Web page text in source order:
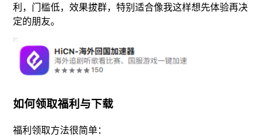
利，门槛低，效果拔群，特别适合像我这样想先体验再决
定的朋友。
如何领取福利与下载
福利领取方法很简单：